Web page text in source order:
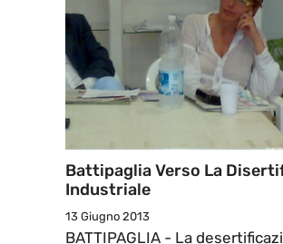
Battipaglia Verso La
Industriale
13 Giugno 2013
BATTIPAGLIA - La